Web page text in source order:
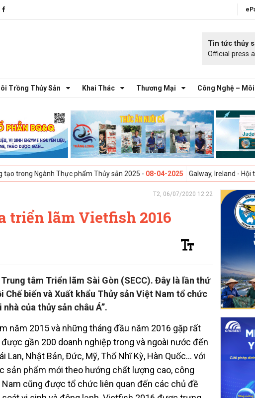
Tin tức thủy
Official press
Trồng Thủy Sản Khai Thác Thương Mại Công Nghệ –
Thực phẩm Thủy sản 2025 -08-04-2025 Galway, Ireland - Hội thảo Sáng
T2, 06/07/2020 12:22
triển lãm Vietfish 2016
tâm Triển lãm Sài Gòn (SECC). Đây là lần thứ
biến và Xuất khẩu Thủy sản Việt Nam tổ chức
của thủy sản châu Á”.
năm 2015 và những tháng đầu năm 2016 gặp rất
gần 200 doanh nghiệp trong và ngoài nước đến
Lan, Nhật Bản, Đức, Mỹ, Thổ Nhĩ Kỳ, Hàn Quốc… với
sản phẩm mới theo hướng chất lượng cao, công
cũng được tổ chức liên quan đến các chủ đề